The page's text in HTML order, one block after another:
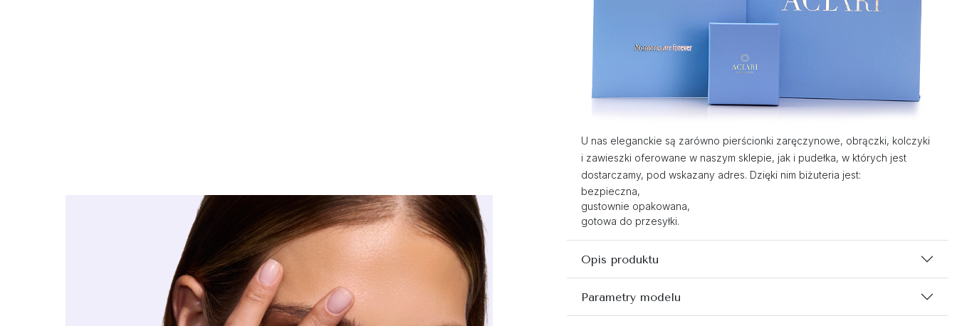
U nas eleganckie są zarówno pierścionki zaręczynowe, obrączki, kolczyki
i zawieszki oferowane w naszym sklepie, jak i pudełka, w których jest
dostarczamy, pod wskazany adres. Dzięki nim biżuteria jest:
bezpieczna,
gustownie opakowana,
gotowa do przesyłki.
Opis produktu
Parametry modelu